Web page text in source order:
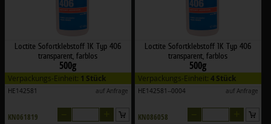
Loctite Sofortklebstoff 1K Typ 406
transparent, farblos
500g
Verpackungs-Einheit: 1 Stück
HE142581 auf Anfrage
KN061819
Loctite Sofortklebstoff 1K Typ 406
transparent, farblos
500g
Verpackungs-Einheit:4 Stück
HE142581--0004 auf Anfrage
KN086058